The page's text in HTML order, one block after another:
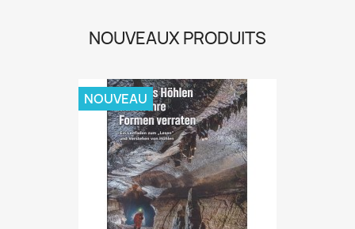
NOUVEAUX PRODUITS
NOUVEAU